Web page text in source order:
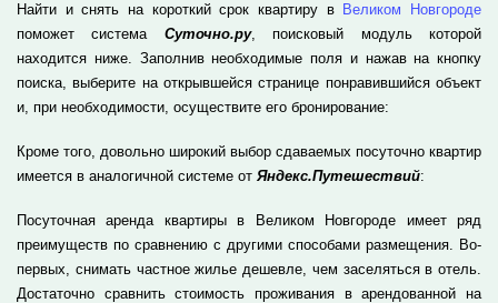
Найти и снять на короткий срок квартиру в Великом Новгороде
поможет система Суточно.ру, поисковый модуль которой
находится ниже. Заполнив необходимые поля и нажав на кнопку
поиска, выберите на открывшейся странице понравившийся объект
и, при необходимости, осуществите его бронирование:
Кроме того, довольно широкий выбор сдаваемых посуточно квартир
имеется в аналогичной системе от Яндекс.Путешествий:
Посуточная аренда квартиры в Великом Новгороде имеет ряд
преимуществ по сравнению с другими способами размещения. Во-
первых, снимать частное жилье дешевле, чем заселяться в отель.
Достаточно сравнить стоимость проживания в арендованной на